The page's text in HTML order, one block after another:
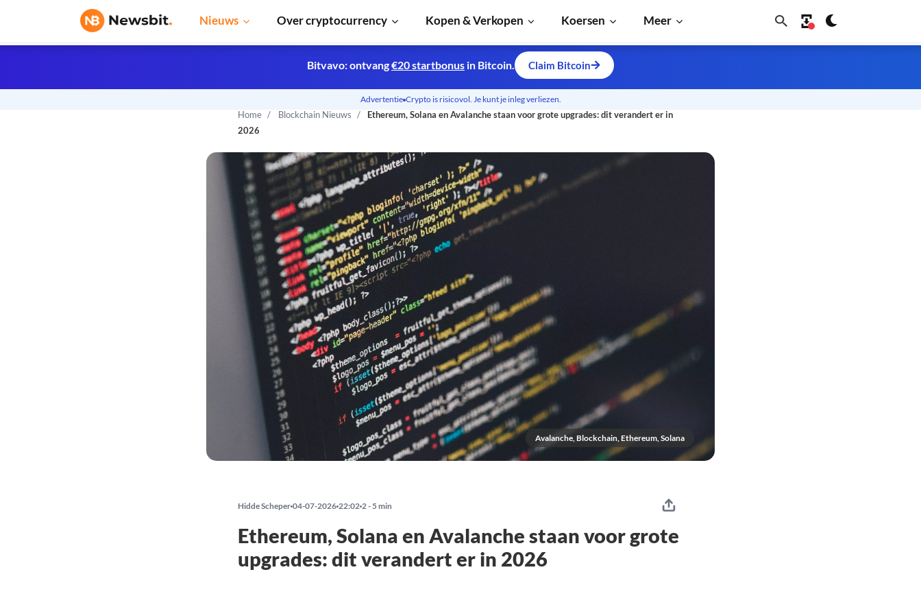
Nieuws Over cryptocurrency Kopen & Verkopen Koersen Meer
Home Blockchain Nieuws
Ethereum, Solana en Avalanche staan voor grote upgrades: dit verandert er in
2026
Avalanche, Blockchain, Ethereum, Solana
Bitvavo: ontvang€20 startbonus in Bitcoin. Claim Bitcoin
Advertentie Crypto is risicovol. Je kunt je inleg verliezen.
Hidde Scheper 04-07-2026 22:02 2 - 5 min
Ethereum, Solana en Avalanche staan voor grote
upgrades: dit verandert er in 2026